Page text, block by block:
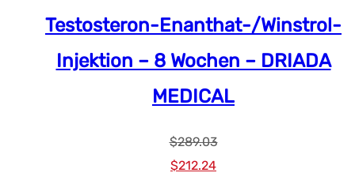
Testosteron-Enanthat-/Winstrol-
Injektion – 8 Wochen – DRIADA
MEDICAL
$289.03
Ursprünglicher
$212.24Aktueller